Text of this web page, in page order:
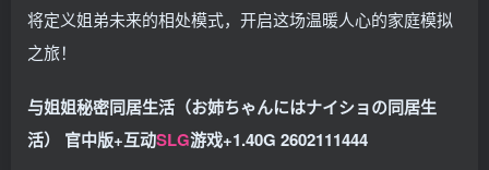
将定义姐弟未来的相处模式，开启这场温暖人心的家庭模拟
之旅！
与姐姐秘密同居生活（お姉ちゃんにはナイショの同居生
活） 官中版+互动SLG游戏+1.40G 2602111444